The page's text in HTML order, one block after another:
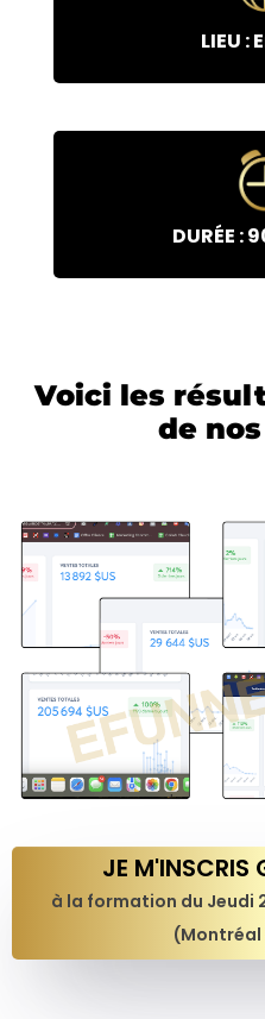
LIEU :
DURÉE :
Voici les
de
JE M'INSCRIS
à la formation du Jeudi
(Montréal